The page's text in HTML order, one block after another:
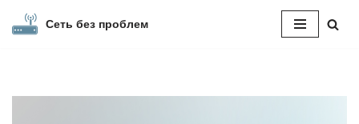
Сеть без проблем